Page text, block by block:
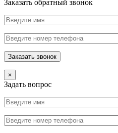
Заказать обратный звонок
×
Задать вопрос